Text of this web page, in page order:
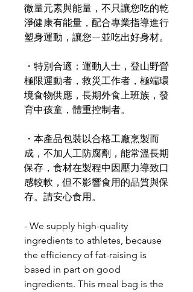
微量元素與能量，不只讓您吃的乾
淨健康有能量，配合專業指導進行
塑身運動，讓您ㄧ並吃出好身材。
・特別合適：運動人士，登山野營
極限運動者，救災工作者，極端環
境食物供應，長期外食上班族，發
育中孩童，體重控制者。
・本產品包裝以合格工廠烹製而
成，不加人工防腐劑，能常溫長期
保存，食材在製程中因壓力導致口
感較軟，但不影響食用的品質與保
存。請安心食用。
- We supply high-quality
ingredients to athletes, because
the efficiency of fat-raising is
based in part on good
ingredients. This meal bag is the